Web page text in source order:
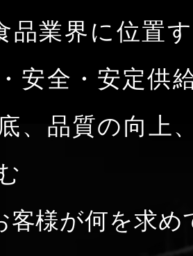
品業界に位置
安全・安定供
、品質の向上
客様が何を求